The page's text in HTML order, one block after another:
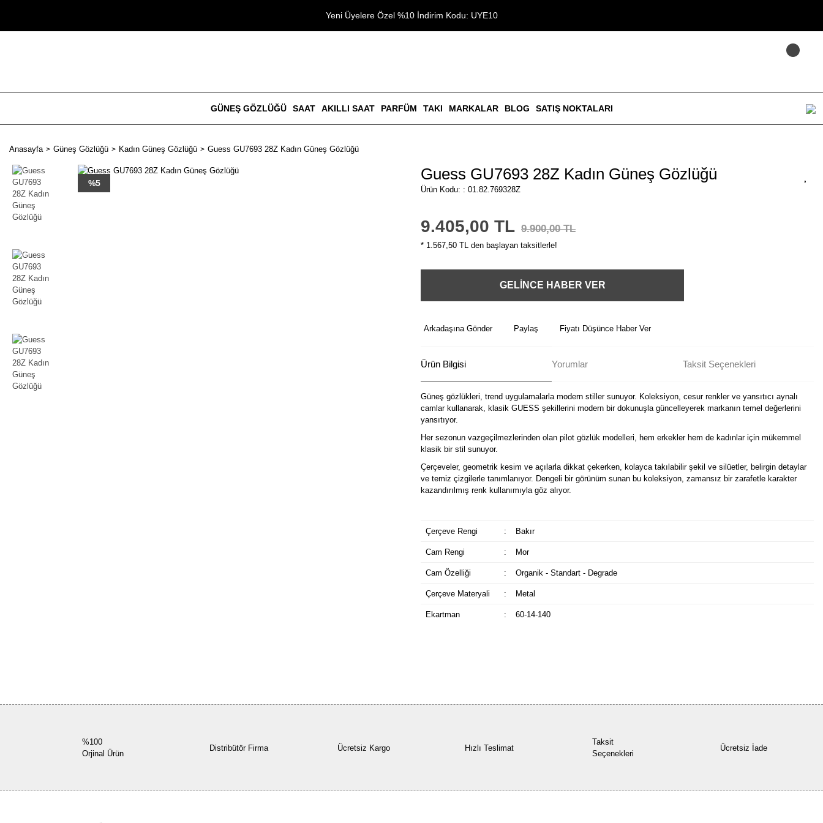
Yeni Üyelere Özel %10 İndirim Kodu: UYE10
GÜNEŞ GÖZLÜĞÜ SAAT AKILLI SAAT PARFÜM TAKI MARKALAR BLOG SATIŞ NOKTALARI
Anasayfa Güneş Gözlüğü Kadın Güneş Gözlüğü Guess GU7693 28Z Kadın Güneş Gözlüğü
%5 Guess GU7693 28Z Kadın Güneş Gözlüğü
Ürün Kodu: : 01.82.769328Z
9.405,00 TL 9.900,00 TL
* 1.567,50 TL den başlayan taksitlerle!
GELİNCE HABER VER
Arkadaşına Gönder Paylaş Fiyatı Düşünce Haber Ver
Ürün Bilgisi Yorumlar Taksit Seçenekleri
Güneş gözlükleri, trend uygulamalarla modern stiller sunuyor. Koleksiyon, cesur renkler ve yansıtıcı aynalı
camlar kullanarak, klasik GUESS şekillerini modern bir dokunuşla güncelleyerek markanın temel değerlerini
yansıtıyor.
Her sezonun vazgeçilmezlerinden olan pilot gözlük modelleri, hem erkekler hem de kadınlar için mükemmel
klasik bir stil sunuyor.
Çerçeveler, geometrik kesim ve açılarla dikkat çekerken, kolayca takılabilir şekil ve silüetler, belirgin detaylar
ve temiz çizgilerle tanımlanıyor. Dengeli bir görünüm sunan bu koleksiyon, zamansız bir zarafetle karakter
kazandırılmış renk kullanımıyla göz alıyor.
Çerçeve Rengi : Bakır
Cam Rengi : Mor
Cam Özelliği : Organik - Standart - Degrade
Çerçeve Materyali : Metal
Ekartman : 60-14-140
%100
Orjinal Ürün
Distribütör Firma Ücretsiz Kargo Hızlı Teslimat
Taksit
Seçenekleri
Ücretsiz İade